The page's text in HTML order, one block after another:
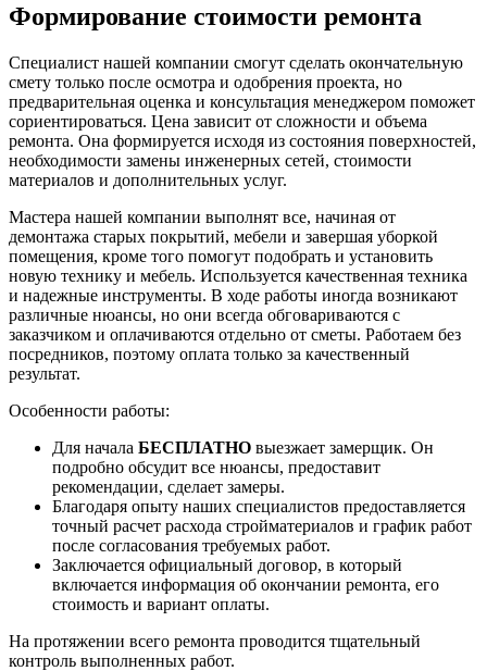
Формирование стоимости ремонта
Специалист нашей компании смогут сделать окончательную
смету только после осмотра и одобрения проекта, но
предварительная оценка и консультация менеджером поможет
сориентироваться. Цена зависит от сложности и объема
ремонта. Она формируется исходя из состояния поверхностей,
необходимости замены инженерных сетей, стоимости
материалов и дополнительных услуг.
Мастера нашей компании выполнят все, начиная от
демонтажа старых покрытий, мебели и завершая уборкой
помещения, кроме того помогут подобрать и установить
новую технику и мебель. Используется качественная техника
и надежные инструменты. В ходе работы иногда возникают
различные нюансы, но они всегда обговариваются с
заказчиком и оплачиваются отдельно от сметы. Работаем без
посредников, поэтому оплата только за качественный
результат.
Особенности работы:
Для начала БЕСПЛАТНО выезжает замерщик. Он
подробно обсудит все нюансы, предоставит
рекомендации, сделает замеры.
Благодаря опыту наших специалистов предоставляется
точный расчет расхода стройматериалов и график работ
после согласования требуемых работ.
Заключается официальный договор, в который
включается информация об окончании ремонта, его
стоимость и вариант оплаты.
На протяжении всего ремонта проводится тщательный
контроль выполненных работ.